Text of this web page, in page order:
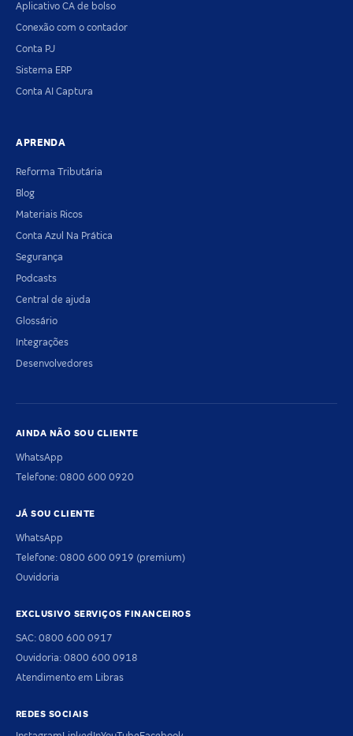
Aplicativo CA de bolso
Conexão com o contador
Conta PJ
Sistema ERP
Conta AI Captura
APRENDA
Reforma Tributária
Blog
Materiais Ricos
Conta Azul Na Prática
Segurança
Podcasts
Central de ajuda
Glossário
Integrações
Desenvolvedores
AINDA NÃO SOU CLIENTE
WhatsApp
Telefone: 0800 600 0920
JÁ SOU CLIENTE
WhatsApp
Telefone: 0800 600 0919 (premium)
Ouvidoria
EXCLUSIVO SERVIÇOS FINANCEIROS
SAC: 0800 600 0917
Ouvidoria: 0800 600 0918
Atendimento em Libras
REDES SOCIAIS